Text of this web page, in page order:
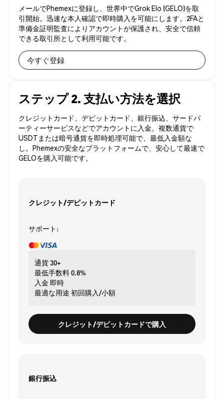
メールでPhemexに登録し、世界中でGrok Elo (GELO)を取
引開始。迅速な本人確認で即時購入を可能にします。2FAと
準備金証明監査によりアカウントが保護され、安全で信頼
できる取引所として利用可能です。
今すぐ登録
ステップ 2. 支払い方法を選択
クレジットカード、デビットカード、銀行振込、サードパ
ーティーサービスなどでアカウントに入金。複数通貨で
USDTまたは暗号通貨を即時処理可能で、最低入金額な
し。Phemexの安全なプラットフォームで、安心して最速で
GELOを購入可能です。
クレジット/デビットカード
サポート:
通貨30+
最低手数料0.8%
入金 即時
最適な用途 初回購入/小額
クレジット/デビットカードで購入
銀行振込